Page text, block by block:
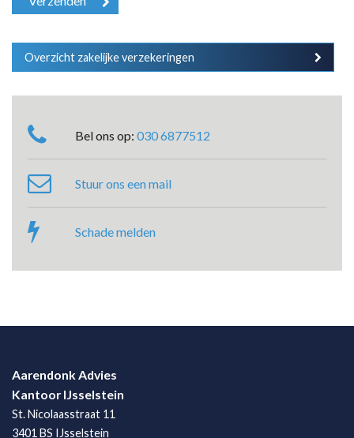
Overzicht zakelijke verzekeringen
Bel ons op: 030 6877512
Stuur ons een mail
Schade melden
Aarendonk Advies
Kantoor IJsselstein
St. Nicolaasstraat 11
3401 BS IJsselstein